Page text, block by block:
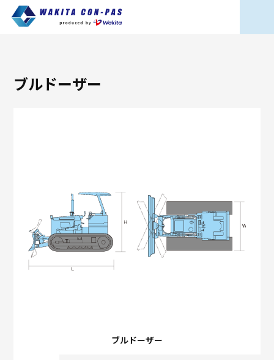
ブルドーザー
ブルドーザー